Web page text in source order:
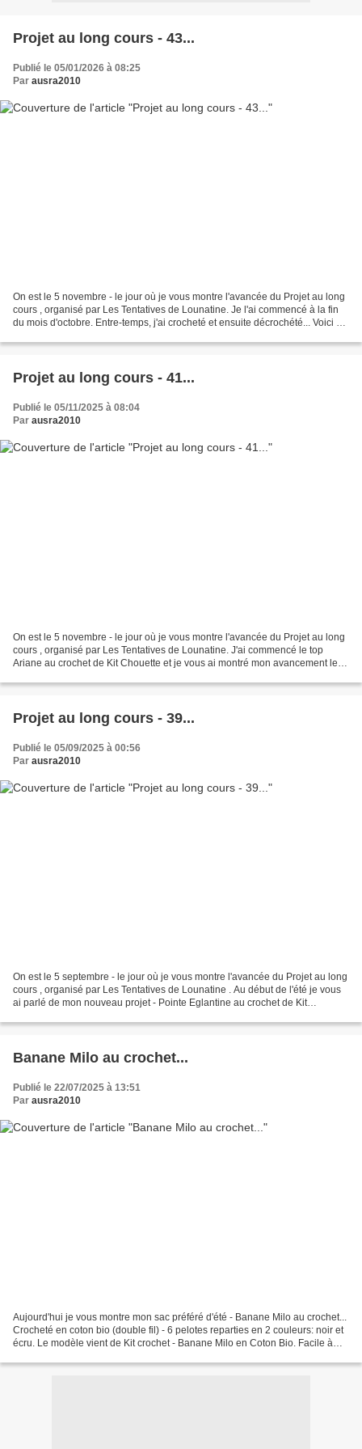
Projet au long cours - 43...
Publié le 05/01/2026 à 08:25
Par ausra2010
On est le 5 novembre - le jour où je vous montre l'avancée du Projet au long
cours , organisé par Les Tentatives de Lounatine. Je l'ai commencé à la fin
du mois d'octobre. Entre-temps, j'ai crocheté et ensuite décrochété... Voici où
Projet au long cours - 41...
Publié le 05/11/2025 à 08:04
Par ausra2010
On est le 5 novembre - le jour où je vous montre l'avancée du Projet au long
cours , organisé par Les Tentatives de Lounatine. J'ai commencé le top
Ariane au crochet de Kit Chouette et je vous ai montré mon avancement le
Projet au long cours - 39...
Publié le 05/09/2025 à 00:56
Par ausra2010
On est le 5 septembre - le jour où je vous montre l'avancée du Projet au long
cours , organisé par Les Tentatives de Lounatine . Au début de l'été je vous
ai parlé de mon nouveau projet - Pointe Eglantine au crochet de Kit
Banane Milo au crochet...
Publié le 22/07/2025 à 13:51
Par ausra2010
Aujourd'hui je vous montre mon sac préféré d'été - Banane Milo au crochet...
Crocheté en coton bio (double fil) - 6 pelotes reparties en 2 couleurs: noir et
écru. Le modèle vient de Kit crochet - Banane Milo en Coton Bio. Facile à